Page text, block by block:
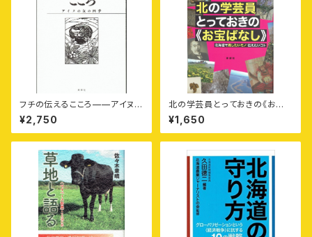
フチの伝えるこころ——アイヌの
女の四季
¥2,750
北の学芸員とっておきの《お宝
ばなし》——北海道で残したいモ
ノ伝えたいコト
¥1,650